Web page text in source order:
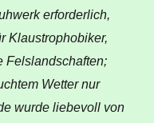
erforderlich,
Klaustrophobiker,
Felslandschaften;
Wetter nur
wurde liebevoll von